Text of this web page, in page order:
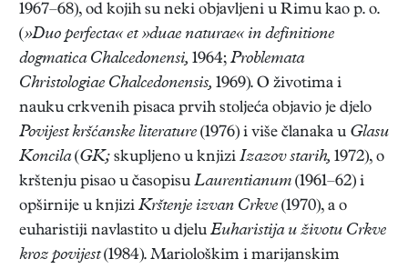
1967–68), od kojih su neki objavljeni u Rimu kao p. o.
(»Duo perfecta« et »duae naturae« in definitione
dogmatica Chalcedonensi, 1964; Problemata
Christologiae Chalcedonensis, 1969). O životima i
nauku crkvenih pisaca prvih stoljeća objavio je djelo
Povijest kršćanske literature (1976) i više članaka u Glasu
Koncila(GK; skupljeno u knjizi Izazov starih, 1972), o
krštenju pisao u časopisu Laurentianum (1961–62) i
opširnije u knjizi Krštenje izvan Crkve (1970), a o
euharistiji navlastito u djelu Euharistija u životu Crkve
kroz povijest(1984). Mariološkim i marijanskim